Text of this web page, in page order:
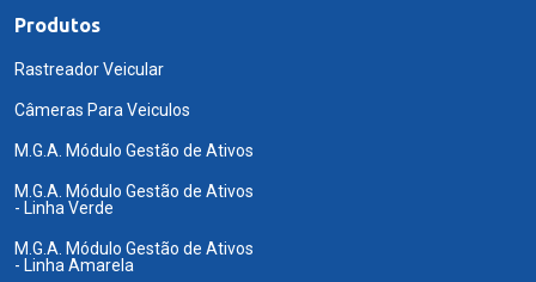
Produtos
Rastreador Veicular
Câmeras Para Veiculos
M.G.A. Módulo Gestão de Ativos
M.G.A. Módulo Gestão de Ativos
- Linha Verde
M.G.A. Módulo Gestão de Ativos
- Linha Amarela